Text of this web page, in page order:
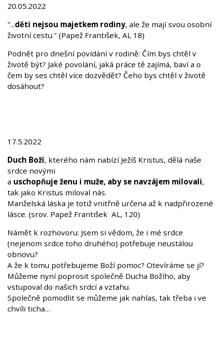
20.05.2022
"...děti nejsou majetkem rodiny, ale že mají svou osobní
životní cestu." (Papež František, AL 18)
Podnět pro dnešní povídání v rodině: Čím bys chtěl v
životě být? Jaké povolání, jaká práce tě zajímá, baví a o
čem by ses chtěl více dozvědět? Čeho bys chtěl v životě
dosáhout?
17.5.2022
Duch Boží, kterého nám nabízí Ježíš Kristus, dělá naše
srdce novými
a uschopňuje ženu i muže, aby se navzájem milovali,
tak jako Kristus miloval nás.
Manželská láska je totiž vnitřně určena až k nadpřirozené
lásce. (srov. Papež František AL, 120)
Námět k rozhovoru: Jsem si vědom, že i mé srdce
(nejenom srdce toho druhého) potřebuje neustálou
obnovu?
A že k tomu potřebujeme Boží pomoc? Otevíráme se jí?
Můžeme nyní poprosit společně Ducha Božího, aby
vstupoval do našich srdcí a vztahu.
Společně pomodlit se můžeme jak nahlas, tak třeba i ve
chvíli ticha…